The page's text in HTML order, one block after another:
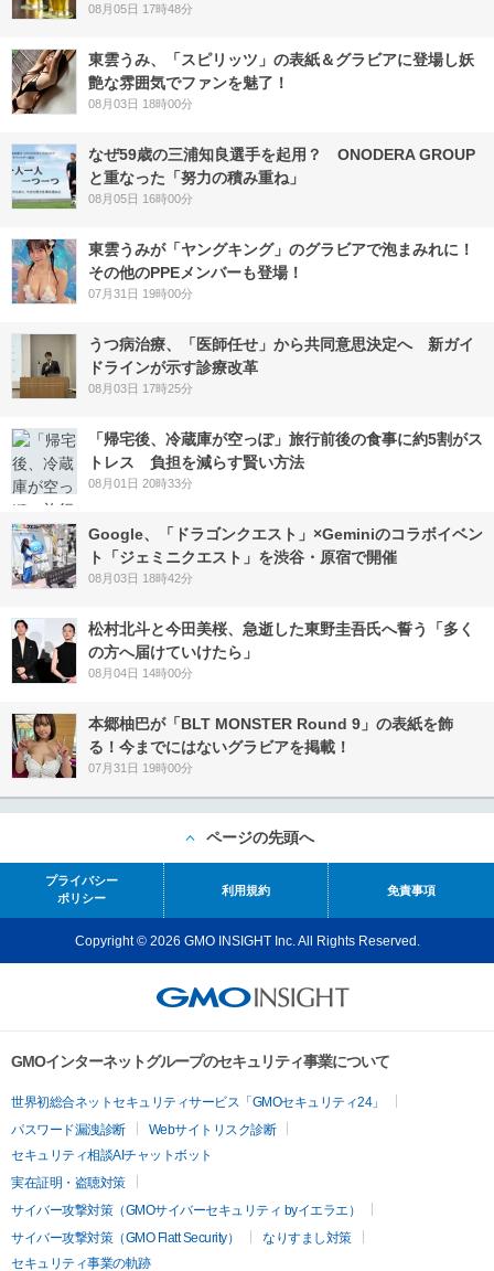
08月05日 17時48分
東雲うみ、「スピリッツ」の表紙＆グラビアに登場し妖
艶な雰囲気でファンを魅了！
08月03日 18時00分
なぜ59歳の三浦知良選手を起用？ ONODERA GROUP
と重なった「努力の積み重ね」
08月05日 16時00分
東雲うみが「ヤングキング」のグラビアで泡まみれに！
その他のPPEメンバーも登場！
07月31日 19時00分
うつ病治療、「医師任せ」から共同意思決定へ 新ガイ
ドラインが示す診療改革
08月03日 17時25分
「帰宅後、冷蔵庫が空っぽ」旅行前後の食事に約5割がス
トレス 負担を減らす賢い方法
08月01日 20時33分
Google、「ドラゴンクエスト」×Geminiのコラボイベン
ト「ジェミニクエスト」を渋谷・原宿で開催
08月03日 18時42分
松村北斗と今田美桜、急逝した東野圭吾氏へ誓う「多く
の方へ届けていけたら」
08月04日 14時00分
本郷柚巴が「BLT MONSTER Round 9」の表紙を飾
る！今までにはないグラビアを掲載！
07月31日 19時00分
ページの先頭へ
プライバシー
ポリシー
利用規約 免責事項
Copyright © 2026 GMO INSIGHT Inc. All Rights Reserved.
GMOインターネットグループのセキュリティ事業について
世界初総合ネットセキュリティサービス「GMOセキュリティ24」
パスワード漏洩診断
Webサイトリスク診断
セキュリティ相談AIチャットボット
実在証明・盗聴対策
サイバー攻撃対策（GMOサイバーセキュリティ byイエラエ）
サイバー攻撃対策（GMO Flatt Security）
なりすまし対策
セキュリティ事業の軌跡